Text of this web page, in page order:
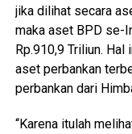
jika dilihat secara
maka aset BPD se-
Rp.910,9 Triliun. Hal
aset perbankan
perbankan dari
“Karena itulah